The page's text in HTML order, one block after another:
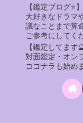
【鑑定ブログ⭐】
大好きなドラマ
議なことまで算
ご参考にしてく
【鑑定してます
対面鑑定・オン
ココナラも始め